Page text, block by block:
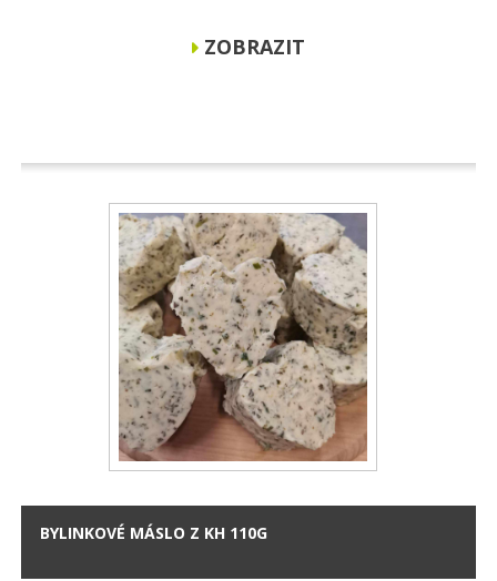
ZOBRAZIT
BYLINKOVÉ MÁSLO Z KH 110G